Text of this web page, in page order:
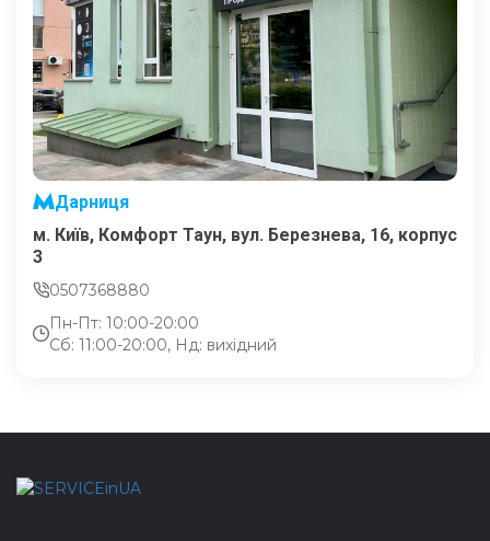
Дарниця
м. Київ, Комфорт Таун, вул. Березнева, 16, корпус
3
0507368880
Пн-Пт: 10:00-20:00
Сб: 11:00-20:00, Нд: вихідний